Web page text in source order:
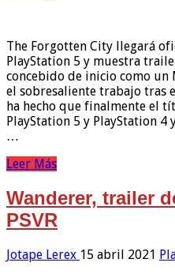
The Forgotten City llegará
PlayStation 5 y muestra
concebido de inicio como un
el sobresaliente trabajo tras
ha hecho que finalmente el
PlayStation 5 y PlayStation
…
Leer Más
Wanderer, trailer
PSVR
Jotape Lerex 15 abril 2021